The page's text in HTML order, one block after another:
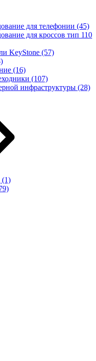
для телефонии (45)
для кроссов тип 110
KeyStone (57)
(16)
(107)
инфраструктуры (28)
(1)